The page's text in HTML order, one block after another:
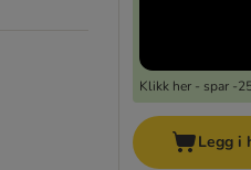
Klikk her - spar -
Legg i